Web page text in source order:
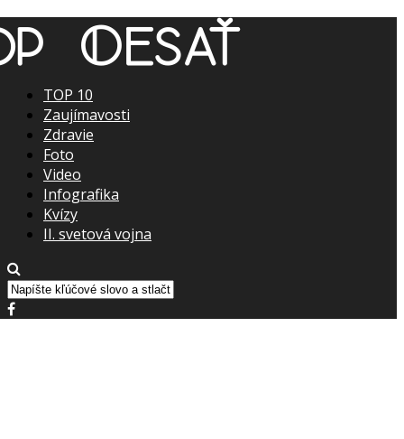
TOP 10
Zaujímavosti
Zdravie
Foto
Video
Infografika
Kvízy
II. svetová vojna